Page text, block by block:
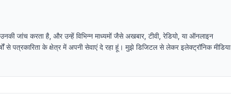
जांच करता है, और उन्हें विभिन्न माध्यमों जैसे अखबार, टीवी, रेडियो, या ऑनलाइन
से पत्रकारिता के क्षेत्र में अपनी सेवाएं दे रहा हूं। मुझे डिजिटल से लेकर इलेक्ट्रॉनिक मीडिया